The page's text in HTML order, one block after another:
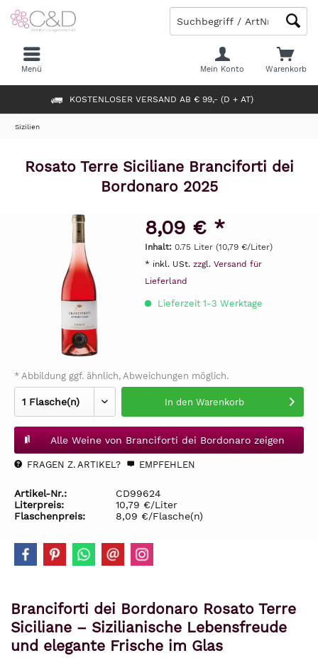
KOSTENLOSER VERSAND AB € 99,- (D + AT)
Warenkorb
Mein Konto
Menü
Sizilien
Rosato Terre Siciliane Branciforti dei
Bordonaro 2025
8,09 € *
Inhalt: 0.75 Liter (10,79 €/Liter)
* inkl. USt. zzgl. Versand für
Lieferland
Lieferzeit 1-3 Werktage
* Abbildung ggf. ähnlich, Abweichungen möglich.
In den Warenkorb
Alle Weine von Branciforti dei Bordonaro zeigen
FRAGEN Z. ARTIKEL? EMPFEHLEN
Artikel-Nr.:
CD99624
Literpreis:
10,79 €/Liter
Flaschenpreis:
8,09 €/Flasche(n)
Branciforti dei Bordonaro Rosato Terre
Siciliane – Sizilianische Lebensfreude
und elegante Frische im Glas